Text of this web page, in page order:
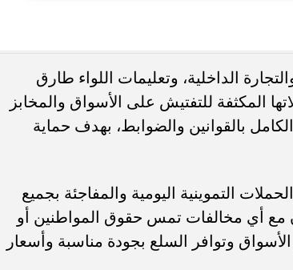
الداخلية، وتعليمات اللواء طارق
المكثفة للتفتيش على الأسواق والمخابز
بالقوانين والضوابط، بهدف حماية
التموينية اليومية والمفاجئة بجميع
مع أي مخالفات تمس حقوق المواطنين أو
وتوافر السلع بجودة مناسبة وأسعار
ممرضة
محافظ القاهرة يعتمد جدول إمتحانات الدور
الثاني للعام الدراسي ٢٠٢٥...